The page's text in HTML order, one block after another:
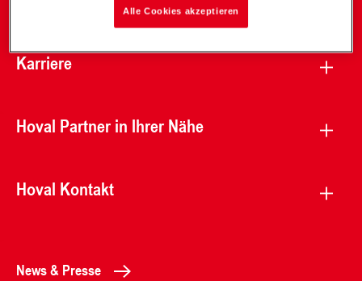
Karriere
Hoval Partner in Ihrer Nähe
Hoval Kontakt
News & Presse
Alle Cookies akzeptieren